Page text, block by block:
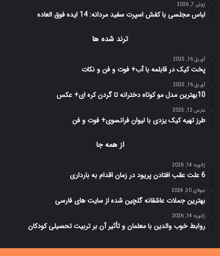
ژوئن 7, 2026
لباس مجلسی با کفش اسپرت سفید مردانه: 14 ایده فوق العاده
ترند شده ها
آوریل 16, 2025
پخت کیک در قابلمه با آب+ فوت و فن و نکات
آوریل 16, 2025
10بهترین مدل مو کوتاه دخترانه تا گردن کره ای+ عکس
مارس 12, 2025
طرز تهیه کیک یزدی با لیوان فرانسوی+ فوت و فن
از همه جا
ژانویه 14, 2026
6 علت عقب افتادن پریود در زمان اقدام به بارداری
جولای 30, 2024
بهترین جملات عاشقانه گلچین شده از سایت های فارسی
ژانویه 14, 2026
روابط خوب والدین با معلمان و تأثیر آن بر تربیت تحصیلی کودکان